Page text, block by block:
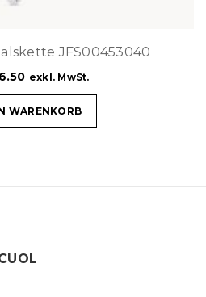
JFS00453040
exkl. MwSt.
WARENKORB